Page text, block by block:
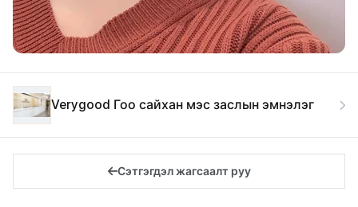
Verygood Гоо сайхан мэс заслын эмнэлэг
Сэтгэгдэл жагсаалт руу